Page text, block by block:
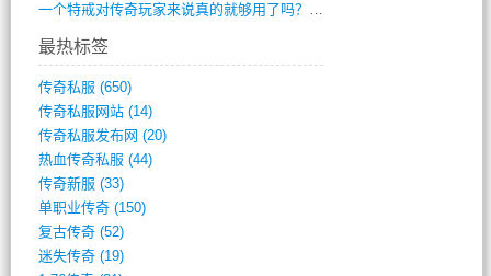
一个特戒对传奇玩家来说真的就够用了吗？(0)
最热标签
传奇私服 (650)
传奇私服网站(14)
传奇私服发布网 (20)
热血传奇私服 (44)
传奇新服 (33)
单职业传奇(150)
复古传奇(52)
迷失传奇(19)